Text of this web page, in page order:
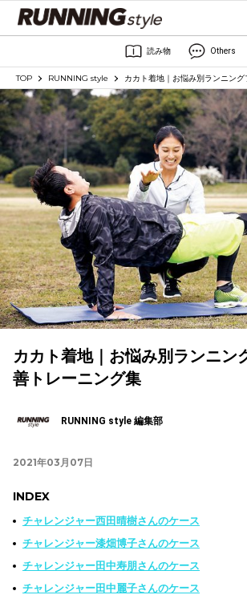
読み物 Others
TOP RUNNING style カカト着地｜お悩み別ランニン
カカト着地｜お悩み別ランニン
善トレーニング集
RUNNING style 編集部
2021年03月07日
INDEX
チャレンジャー西田晴樹さんのケース
チャレンジャー漆畑博子さんのケース
チャレンジャー田中寿朋さんのケース
チャレンジャー田中麗子さんのケース